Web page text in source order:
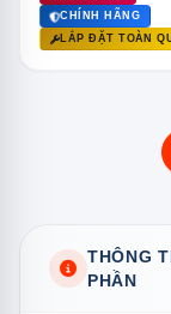
CHÍNH HÃNG
LẮP ĐẶT TOÀN
THÔNG
PHẦN